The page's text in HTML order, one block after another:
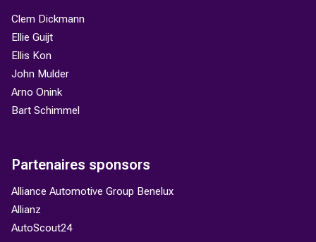
Clem Dickmann
Ellie Guijt
Ellis Kon
John Mulder
Arno Onink
Bart Schimmel
Partenaires sponsors
Alliance Automotive Group Benelux
Allianz
AutoScout24